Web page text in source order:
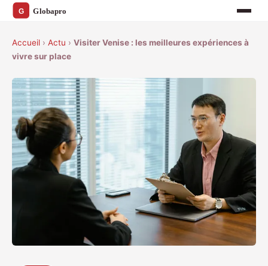
Accueil › Actu › Visiter Venise : les meilleures expériences à
vivre sur place